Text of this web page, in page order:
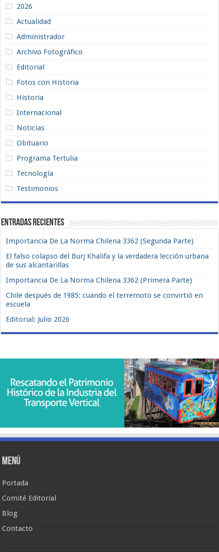
2026
Actualidad
Administrador
Archivo Fotográfico
Editorial
Fotos con Historia
Historia
Internacional
Noticias
Obituario
Programa Tertulia
Tecnología
Testimonios
Entradas recientes
Importancia De La Norma Chilena 3362 (Segunda Parte)
El falso colapso del Burj Khalifa y la verdadera lección urbana
de sus alcantarillas
Importancia De La Norma Chilena 3362 (Primera Parte)
Chile después de 1985: cuando el terremoto se convirtió en
escuela
Editorial: Julio 2026
Menú
Portada
Comité Editorial
Blog
Contacto